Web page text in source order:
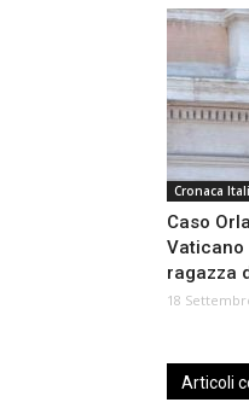
Cronaca
Caso
Vaticano
ragazza
18
Articoli